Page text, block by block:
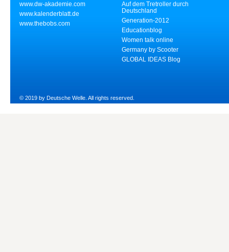
www.dw-akademie.com
www.kalenderblatt.de
www.thebobs.com
Auf dem Tretroller durch
Deutschland
Generation-2012
Educationblog
Women talk online
Germany by Scooter
GLOBAL IDEAS Blog
© 2019 by Deutsche Welle. All rights reserved.